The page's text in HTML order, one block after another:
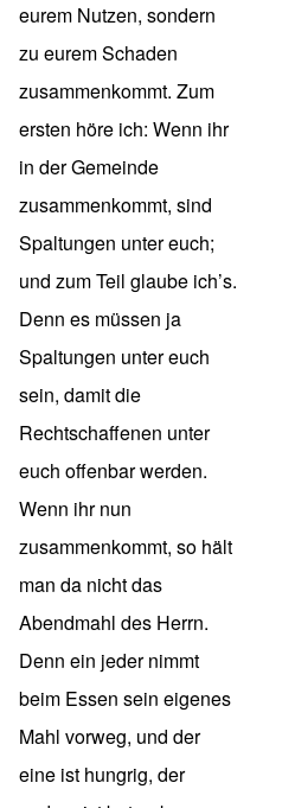
eurem Nutzen, sondern
zu eurem Schaden
zusammenkommt. Zum
ersten höre ich: Wenn ihr
in der Gemeinde
zusammenkommt, sind
Spaltungen unter euch;
und zum Teil glaube ich’s.
Denn es müssen ja
Spaltungen unter euch
sein, damit die
Rechtschaffenen unter
euch offenbar werden.
Wenn ihr nun
zusammenkommt, so hält
man da nicht das
Abendmahl des Herrn.
Denn ein jeder nimmt
beim Essen sein eigenes
Mahl vorweg, und der
eine ist hungrig, der